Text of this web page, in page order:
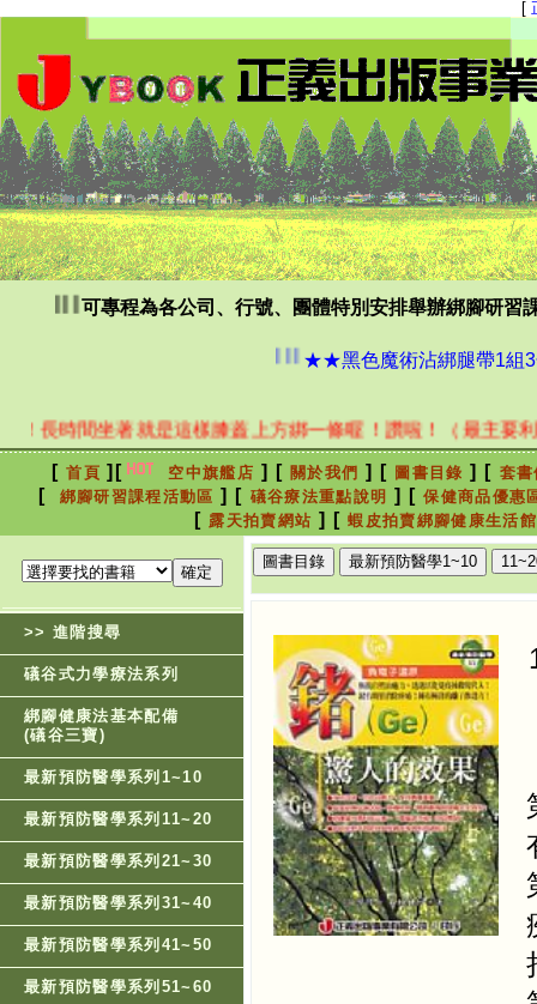
[
| | | 可專程為各公司、行號、團體特別安排舉辦綁腳研
| | | ★★黑色魔術沾綁腿帶1組3
著就是這樣膝蓋上方綁一條喔！讚啦！（最主要利用睡眠
[首頁 ] [ 空中旗艦店 ] [ 關於我們 ] [ 圖書目錄 ] [ 套
[ 綁腳研習課程活動區 ] [ 礒谷療法重點說明 ] [保健商品優惠
[ 露天拍賣網站 ] [蝦皮拍賣綁腳健康生活館
>> 進階搜尋
礒谷式力學療法系列
綁腳健康法基本配備
(礒谷三寶)
最新預防醫學系列1~10
最新預防醫學系列11~20
最新預防醫學系列21~30
最新預防醫學系列31~40
最新預防醫學系列41~50
最新預防醫學系列51~60